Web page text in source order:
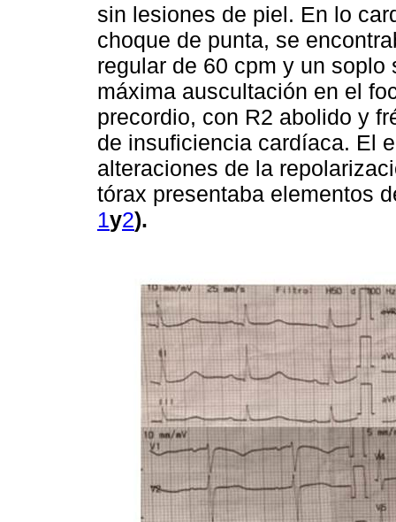
sin lesiones de piel. En lo
choque de punta, se
regular de 60 cpm y un
máxima auscultación en el
precordio, con R2 abolido y
de insuficiencia cardíaca. El
alteraciones de la
tórax presentaba elementos
1y2).